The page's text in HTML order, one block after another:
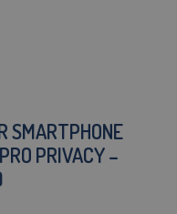
SMARTPHONE
PRIVACY –